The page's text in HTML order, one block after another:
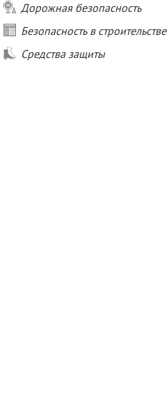
Дорожная безопасность
Безопасность в строительстве
Средства защиты